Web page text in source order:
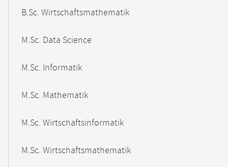
B.Sc. Wirtschaftsmathematik
M.Sc. Data Science
M.Sc. Informatik
M.Sc. Mathematik
M.Sc. Wirtschaftsinformatik
M.Sc. Wirtschaftsmathematik